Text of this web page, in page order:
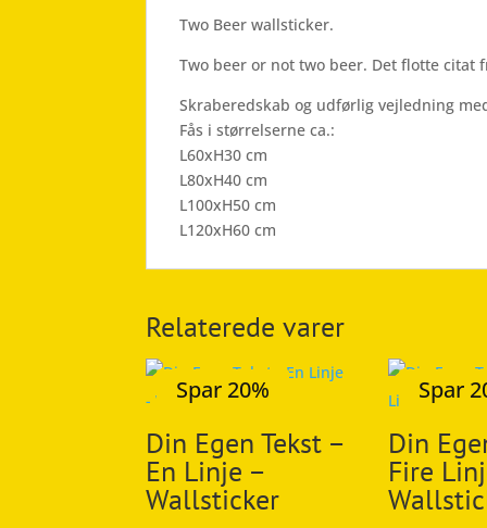
Two Beer wallsticker.
Two beer or not two beer. Det flotte citat
Skraberedskab og udførlig vejledning
Fås i størrelserne ca.:
L60xH30 cm
L80xH40 cm
L100xH50 cm
L120xH60 cm
Relaterede varer
Spar 20%
Din Egen Tekst –
En Linje –
Wallsticker
Spar
Din
Fire